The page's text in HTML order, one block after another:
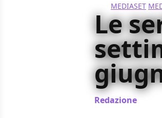
MEDIASET
Le
Redazione